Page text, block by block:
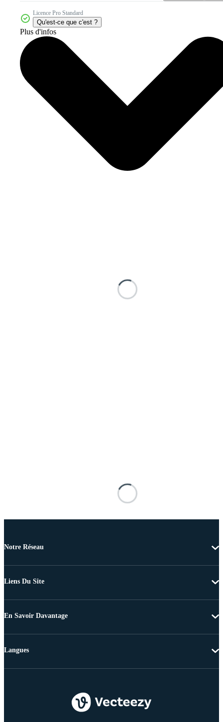
Licence Pro Standard
Qu'est-ce que c'est ?
Plus d'infos
Notre Réseau
Liens Du Site
En Savoir Davantage
Langues